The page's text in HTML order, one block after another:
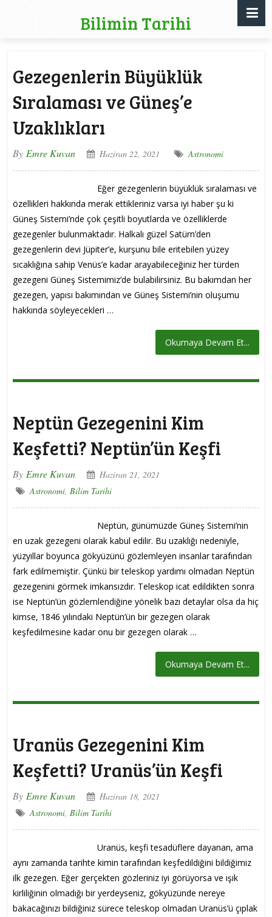
Bilimin Tarihi
Gezegenlerin Büyüklük
Sıralaması ve Güneş’e
Uzaklıkları
By Emre Kuvan Haziran 22, 2021 Astronomi
Eğer gezegenlerin büyüklük sıralaması ve
özellikleri hakkında merak ettikleriniz varsa iyi haber şu ki
Güneş Sistemi’nde çok çeşitli boyutlarda ve özelliklerde
gezegenler bulunmaktadır. Halkalı güzel Satürn’den
gezegenlerin devi Jüpiter’e, kurşunu bile eritebilen yüzey
sıcaklığına sahip Venüs’e kadar arayabileceğiniz her türden
gezegeni Güneş Sistemimiz’de bulabilirsiniz. Bu bakımdan her
gezegen, yapısı bakımından ve Güneş Sistemi’nin oluşumu
hakkında söyleyecekleri …
Okumaya Devam Et...
Neptün Gezegenini Kim
Keşfetti? Neptün’ün Keşfi
By Emre Kuvan
Haziran 21, 2021
Astronomi, Bilim Tarihi
Neptün, günümüzde Güneş Sistemi’nin
en uzak gezegeni olarak kabul edilir. Bu uzaklığı nedeniyle,
yüzyıllar boyunca gökyüzünü gözlemleyen insanlar tarafından
fark edilmemiştir. Çünkü bir teleskop yardımı olmadan Neptün
gezegenini görmek imkansızdır. Teleskop icat edildikten sonra
ise Neptün’ün gözlemlendiğine yönelik bazı detaylar olsa da hiç
kimse, 1846 yılındaki Neptün’ün bir gezegen olarak
keşfedilmesine kadar onu bir gezegen olarak …
Okumaya Devam Et...
Uranüs Gezegenini Kim
Keşfetti? Uranüs’ün Keşfi
By Emre Kuvan
Haziran 18, 2021
Astronomi, Bilim Tarihi
Uranüs, keşfi tesadüflere dayanan, ama
aynı zamanda tarihte kimin tarafından keşfedildiğini bildiğimiz
ilk gezegen. Eğer gerçekten gözleriniz iyi görüyorsa ve ışık
kirliliğinin olmadığı bir yerdeyseniz, gökyüzünde nereye
bakacağınızı bildiğiniz sürece teleskop olmadan Uranüs’ü çıplak